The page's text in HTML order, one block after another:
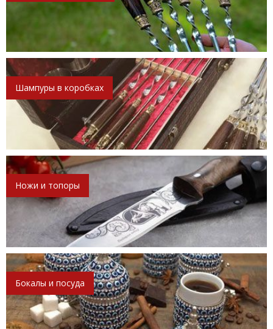
Шампуры в коробках
Ножи и топоры
Бокалы и посуда